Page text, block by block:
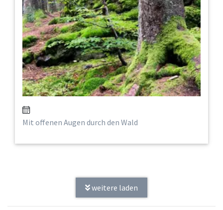
Mit offenen Augen durch den Wald
weitere laden